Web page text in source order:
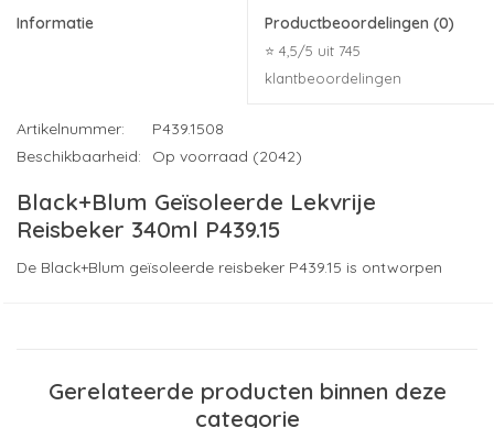
Informatie Productbeoordelingen (0)
⭐ 4,5/5 uit 745
klantbeoordelingen
Artikelnummer:
P439.1508
Beschikbaarheid:
Op voorraad (2042)
Black+Blum Geïsoleerde Lekvrije
Reisbeker 340ml P439.15
De Black+Blum geïsoleerde reisbeker P439.15 is ontworpen
constructie, terwijl het 100 procent lekvrije deksel ervoor zorgt
Gerelateerde producten binnen deze
categorie